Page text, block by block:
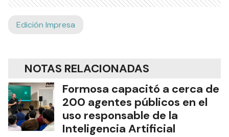
Edición Impresa
NOTAS RELACIONADAS
Formosa capacitó a cerca de
200 agentes públicos en el
uso responsable de la
Inteligencia Artificial